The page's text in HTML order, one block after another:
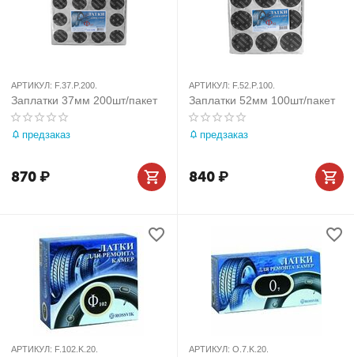
АРТИКУЛ: F.37.P.200.
Заплатки 37мм 200шт/пакет
предзаказ
870₽
АРТИКУЛ: F.52.P.100.
Заплатки 52мм 100шт/пакет
предзаказ
840₽
АРТИКУЛ: F.102.K.20. АРТИКУЛ: O.7.K.20.